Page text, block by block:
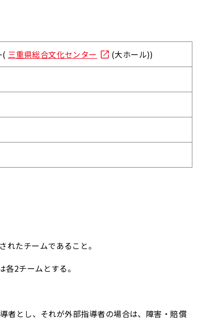
三重県総合文化センター (大ホール))
たチームであること。
2チームとする。
者とし、それが外部指導者の場合は、障害・賠償